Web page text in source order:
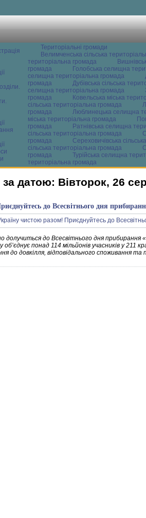
Територіальні громади
Велимченська сільська
територіальна громада
громада
Голобська селищна
селищна територіальна громада
громада
Дубівська сільська
селищна територіальна громада
громада
Ковельська міська
сільська територіальна громада
громада
Люблинецька селищна
міська територіальна громада
громада
Ратнівська селищна
сільська територіальна громада
громада
Сереховичівська
сільська територіальна громада
громада
Турійська селищна
територіальна громада
датою: Вівторок, 26
до Всесвітнього дня
долучиться до Всесвітнього дня
об’єднує понад 114 мільйонів учасників у 211
до довкілля, відповідального споживання та